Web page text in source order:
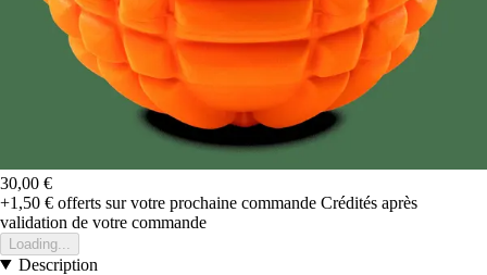
30,00 €
+1,50 € offerts sur votre prochaine commande Crédités après
validation de votre commande
Loading...
Description